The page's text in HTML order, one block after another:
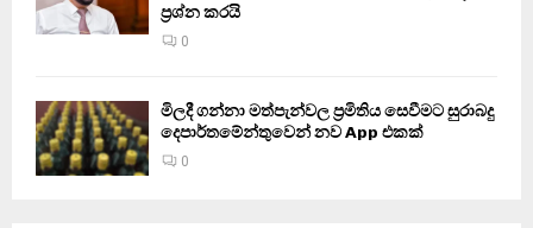
ප්‍රශ්න කරයි
0
මිලදී ගන්නා මත්පැන්වල ප්‍රමිතිය සෙවීමට සුරාබදු
දෙපාර්තමේන්තුවෙන් නව App එකක්
0